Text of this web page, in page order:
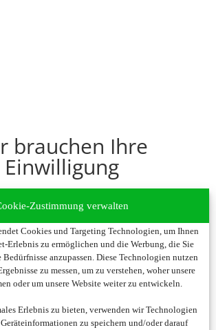
Zustimmung verwalten
Cookies und Targeting Technologien, um Ihnen
Erlebnis zu ermöglichen und die Werbung, die Sie
Bedürfnisse anzupassen. Diese Technologien nutzen
zu messen, um zu verstehen, woher unsere
oder um unsere Website weiter zu entwickeln.
Erlebnis zu bieten, verwenden wir Technologien
zu speichern und/oder darauf
brauchen Ihre
Einwilligung
darzustellen, aktivieren Sie bitte
Es werden ggf. personenbezogene
Daten verarbeitet.
Cookies akzeptieren